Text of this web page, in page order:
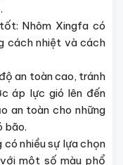
Nhôm Xingfa có
cách nhiệt và cách
an toàn cao, tránh
áp lực gió lên đến
an toàn cho những
bão.
nhiều sự lựa chọn
một số màu phổ